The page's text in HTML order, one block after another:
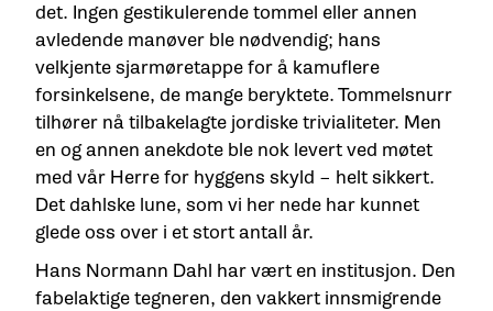
det. Ingen gestikulerende tommel eller annen
avledende manøver ble nødvendig; hans
velkjente sjarmøretappe for å kamuflere
forsinkelsene, de mange beryktete. Tommelsnurr
tilhører nå tilbakelagte jordiske trivialiteter. Men
en og annen anekdote ble nok levert ved møtet
med vår Herre for hyggens skyld – helt sikkert.
Det dahlske lune, som vi her nede har kunnet
glede oss over i et stort antall år.
Hans Normann Dahl har vært en institusjon. Den
fabelaktige tegneren, den vakkert innsmigrende